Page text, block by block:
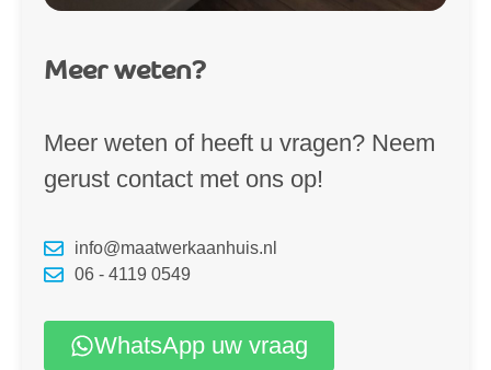
Meer weten?
Meer weten of heeft u vragen? Neem
gerust contact met ons op!
info@maatwerkaanhuis.nl
06 - 4119 0549
WhatsApp uw vraag